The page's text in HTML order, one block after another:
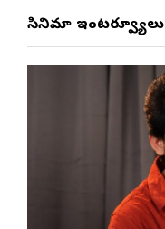
సినిమా ఇంటర్వ్యూలు